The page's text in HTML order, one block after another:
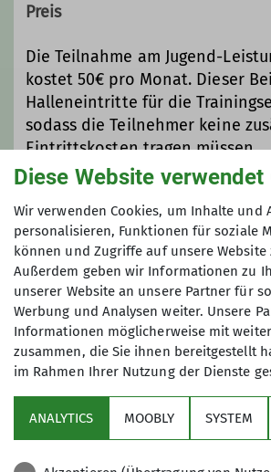
einem strukturierten
und der Unterstützung
erfahrenen Trainern
gezielt daran, die
Fähigkeiten unserer
steigern und sie auf
Was erwartet dich?
Unser Training zielt
deine klettertechnischen
als auch deine
gezielt zu steigern. Neben
Techniktraining, Kraft- und
Ausdauerübungen liegt ein
besonderer Fokus auf der
Stärke. Du lernst, Ängste
Klettern zu überwinden
Konzentration zu
schwierigen Situationen
Preis
Die Teilnahme am Jugend-
kostet 50€ pro Monat. Dieser
Halleneintritte für die
sodass die Teilnehmer keine
Eintrittskosten tragen müssen.
Maximale Teilnehmeranzahl
8
Sektion
Diese Website verwendet
Wir verwenden Cookies, um Inhalte und
personalisieren, Funktionen für soziale
können und Zugriffe auf unsere Website
Außerdem geben wir Informationen zu
unserer Website an unsere Partner für
Werbung und Analysen weiter. Unsere
Informationen möglicherweise mit
zusammen, die Sie ihnen bereitgestellt
im Rahmen Ihrer Nutzung der Dienste
ANALYTICS MOOBLY SYSTEM